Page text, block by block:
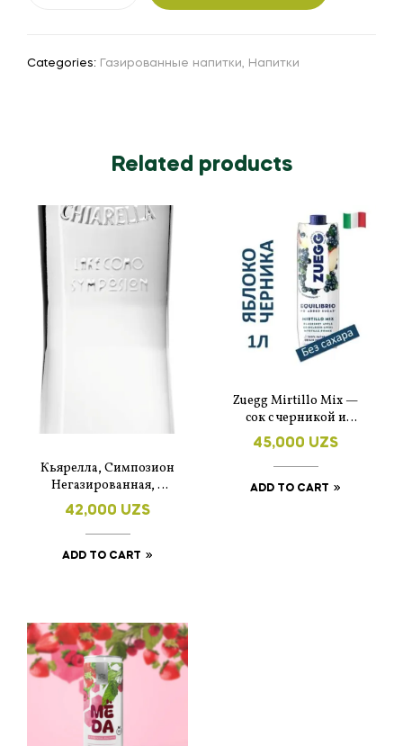
Categories: Газированные напитки, Напитки
Related products
Кьярелла, Симпозион
Негазированная, в
белом стекле 0.7
42,000 UZS
ADD TO CART
Zuegg Mirtillo Mix —
сок с черникой и
яблоком, без
добавления сахара 1
литр.
45,000 UZS
ADD TO CART